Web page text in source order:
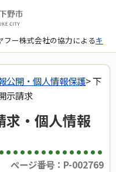
ー株式会社の協力によるキ
公開・個人情報保護> 下
示請求
求・個人情報
ページ番号：P-002769